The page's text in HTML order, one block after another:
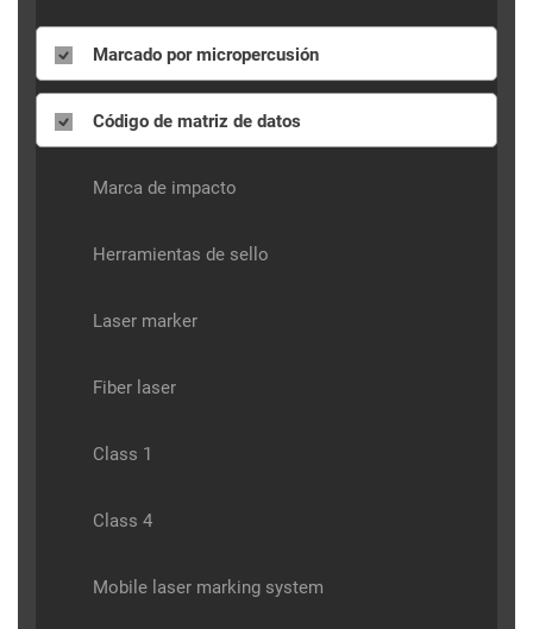
Marcado por micropercusión
Código de matriz de datos
Marca de impacto
Herramientas de sello
Laser marker
Fiber laser
Class 1
Class 4
Mobile laser marking system